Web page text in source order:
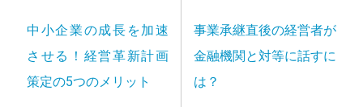
中小企業の成長を加速
させる！経営革新計画
策定の5つのメリット
事業承継直後の経営者が
金融機関と対等に話すに
は？